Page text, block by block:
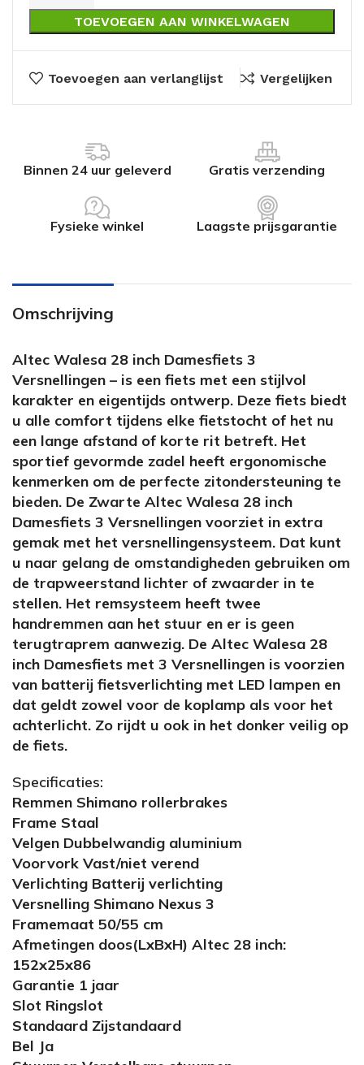
TOEVOEGEN AAN WINKELWAGEN
Toevoegen aan verlanglijst Vergelijken
Binnen 24 uur geleverd Gratis verzending
Fysieke winkel Laagste prijsgarantie
Omschrijving
Altec Walesa 28 inch Damesfiets 3
Versnellingen – is een fiets met een stijlvol
karakter en eigentijds ontwerp. Deze fiets biedt
u alle comfort tijdens elke fietstocht of het nu
een lange afstand of korte rit betreft. Het
sportief gevormde zadel heeft ergonomische
kenmerken om de perfecte zitondersteuning te
bieden. De Zwarte Altec Walesa 28 inch
Damesfiets 3 Versnellingen voorziet in extra
gemak met het versnellingensysteem. Dat kunt
u naar gelang de omstandigheden gebruiken om
de trapweerstand lichter of zwaarder in te
stellen. Het remsysteem heeft twee
handremmen aan het stuur en er is geen
terugtraprem aanwezig. De Altec Walesa 28
inch Damesfiets met 3 Versnellingen is voorzien
van batterij fietsverlichting met LED lampen en
dat geldt zowel voor de koplamp als voor het
achterlicht. Zo rijdt u ook in het donker veilig op
de fiets.
Specificaties:
Remmen Shimano rollerbrakes
Frame Staal
Velgen Dubbelwandig aluminium
Voorvork Vast/niet verend
Verlichting Batterij verlichting
Versnelling Shimano Nexus 3
Framemaat 50/55 cm
Afmetingen doos(LxBxH) Altec 28 inch:
152x25x86
Garantie 1 jaar
Slot Ringslot
Standaard Zijstandaard
Bel Ja